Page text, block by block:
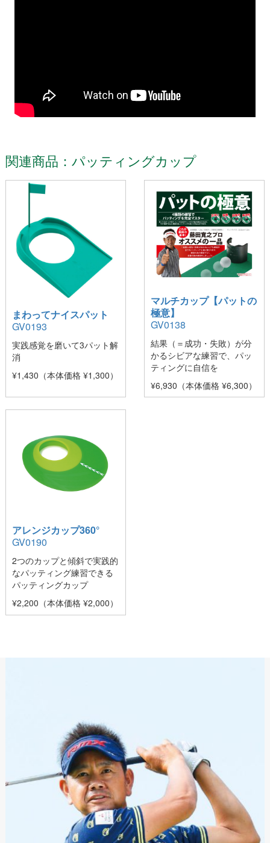
関連商品：パッティングカップ
まわってナイスパット
GV0193
実践感覚を磨いて3パット解
消
¥1,430（本体価格 ¥1,300）
マルチカップ【パットの
極意】
GV0138
結果（＝成功・失敗）が分
かるシビアな練習で、パッ
ティングに自信を
¥6,930（本体価格 ¥6,300）
アレンジカップ360°
GV0190
2つのカップと傾斜で実践的
なパッティング練習できる
パッティングカップ
¥2,200（本体価格 ¥2,000）